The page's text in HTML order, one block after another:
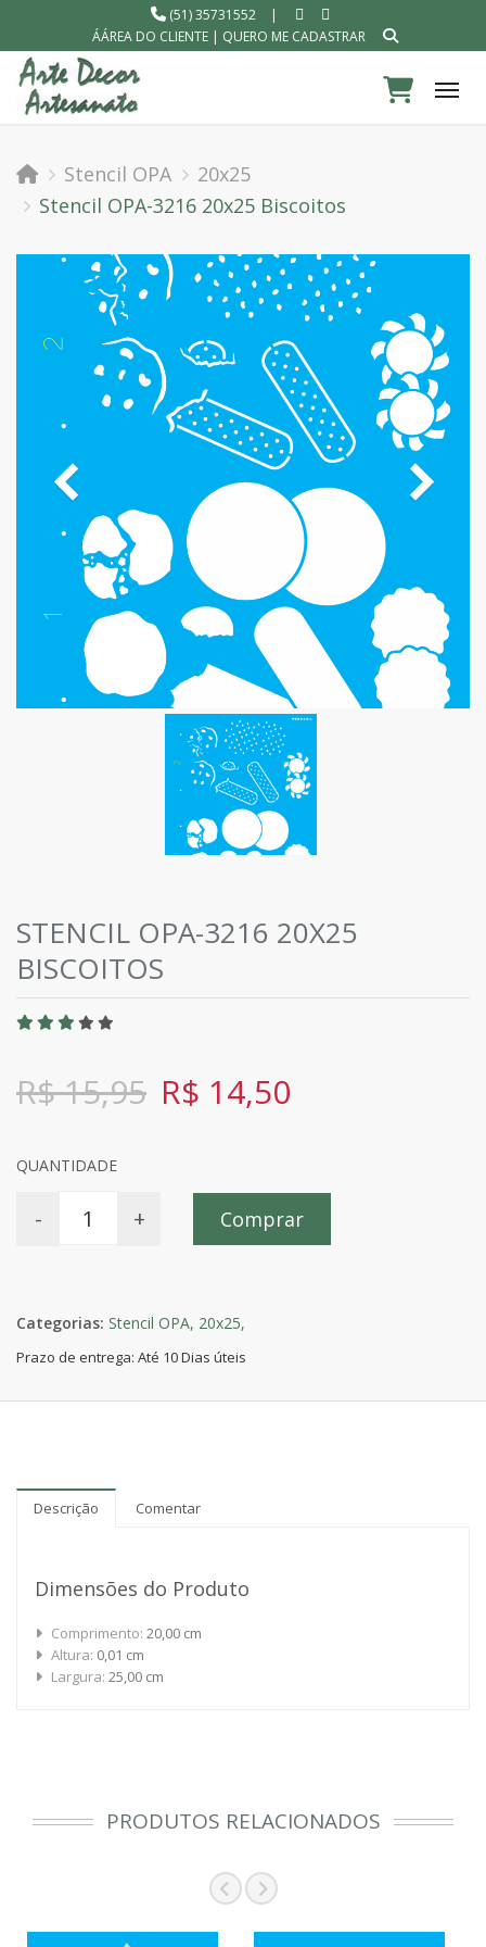
(51) 35731552
|
ÁÁREA DO CLIENTE| QUERO ME CADASTRAR
Stencil OPA
20x25
Stencil OPA-3216 20x25 Biscoitos
STENCIL OPA-3216 20X25
BISCOITOS
R$ 15,95 R$ 14,50
QUANTIDADE
- + Comprar
Categorias: Stencil OPA, 20x25,
Prazo de entrega: Até 10 Dias úteis
Descrição Comentar
Dimensões do Produto
Comprimento: 20,00 cm
Altura: 0,01 cm
Largura: 25,00 cm
PRODUTOS RELACIONADOS